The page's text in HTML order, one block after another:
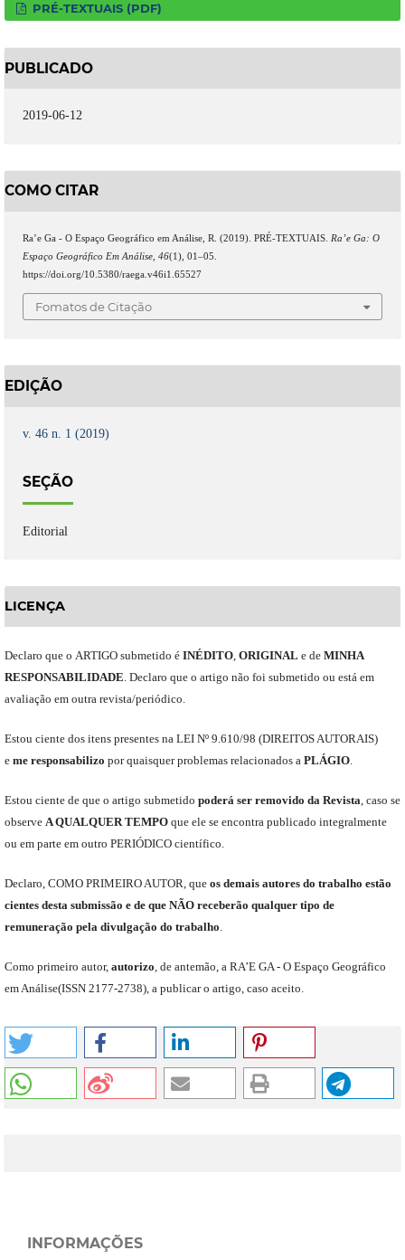
PRÉ-TEXTUAIS (PDF)
PUBLICADO
2019-06-12
COMO CITAR
Ra’e Ga - O Espaço Geográfico em Análise, R. (2019). PRÉ-TEXTUAIS. Ra’e Ga: O
Espaço Geográfico Em Análise, 46(1), 01–05.
https://doi.org/10.5380/raega.v46i1.65527
Fomatos de Citação
EDIÇÃO
v. 46 n. 1 (2019)
SEÇÃO
Editorial
LICENÇA
Declaro que o ARTIGO submetido é INÉDITO, ORIGINAL ede MINHA
RESPONSABILIDADE Declaro que o artigo não foi submetido ou está em
avaliação em outra revista/periódico.
Estou ciente dos itens presentes na LEI Nº 9.610/98 (DIREITOS AUTORAIS)
e meresponsabilizo por quaisquer problemas relacionados a PLÁGIO.
Estou ciente de que o artigo submetido poderá ser removido da Revista caso se
observe A QUALQUER TEMPOque elese encontra publicado integralmente
ou em parte em outro PERIÓDICOcientífico.
Declaro COMO PRIMEIRO AUTOR que os demais autores do trabalho estão
cientes desta submissão e de que NÃOreceberão qualquer tipo de
remuneração pela divulgação do trabalho
Como primeiro autor, autorizo de antemão, a RA’E GA - O Espaço Geográfico
em Análise(ISSN 2177-2738), a publicar o artigo, caso aceito.
INFORMAÇÕES